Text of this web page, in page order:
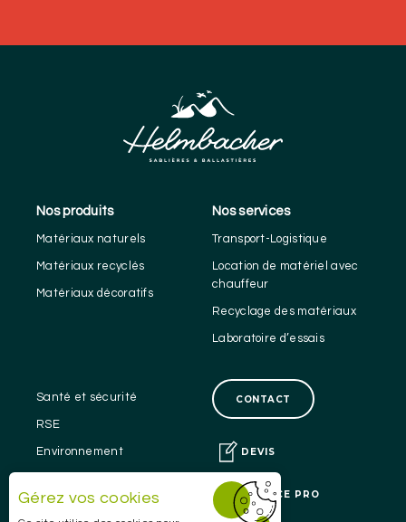
Nos produits
Matériaux naturels
Matériaux recyclés
Matériaux décoratifs
Nos services
Transport-Logistique
Location de matériel avec
chauffeur
Recyclage des matériaux
Laboratoire d’essais
Santé et sécurité
RSE
Environnement
Points de vente
CONTACT
DEVIS
ESPACE PRO
Gérez vos cookies